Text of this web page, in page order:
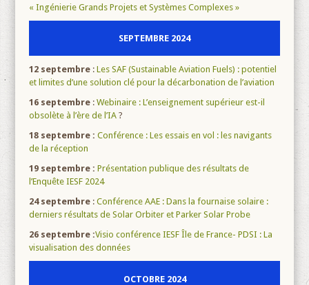
« Ingénierie Grands Projets et Systèmes Complexes »
SEPTEMBRE 2024
12 septembre :Les SAF (Sustainable Aviation Fuels) : potentiel
et limites d’une solution clé pour la décarbonation de l’aviation
16 septembre :Webinaire : L’enseignement supérieur est-il
obsolète à l’ère de l’IA ?
18 septembre : Conférence : Les essais en vol : les navigants
de la réception
19 septembre: Présentation publique des résultats de
l’Enquête IESF 2024
24 septembre :Conférence AAE : Dans la fournaise solaire :
derniers résultats de Solar Orbiter et Parker Solar Probe
26 septembre :Visio conférence IESF Île de France- PDSI : La
visualisation des données
OCTOBRE 2024